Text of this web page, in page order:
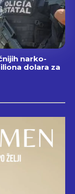
narko-
dolara za